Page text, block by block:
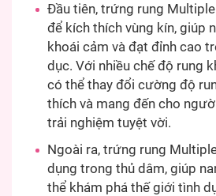
Đầu tiên, trứng rung
để kích thích vùng kín, giúp
khoái cảm và đạt đỉnh cao
dục. Với nhiều chế độ rung
có thể thay đổi cường độ
thích và mang đến cho
trải nghiệm tuyệt vời.
Ngoài ra, trứng rung
dụng trong thủ dâm, giúp
thể khám phá thế giới tình